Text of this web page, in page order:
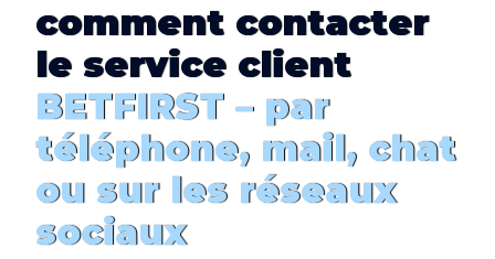
comment contacter
le service client
BETFIRST – par
téléphone, mail, chat
ou sur les réseaux
sociaux